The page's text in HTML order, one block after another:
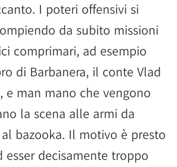
I poteri offensivi si
da subito missioni
comprimari, ad esempio
di Barbanera, il conte Vlad
e man mano che vengono
la scena alle armi da
bazooka. Il motivo è presto
esser decisamente troppo